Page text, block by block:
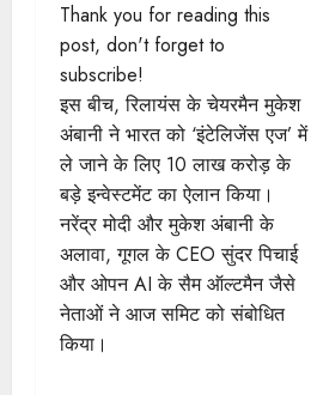
Thank you for reading this
post, don't forget to
subscribe!
इस बीच, रिलायंस के चेयरमैन मुकेश
अंबानी ने भारत को ‘इंटेलिजेंस एज’ में
ले जाने के लिए 10 लाख करोड़ के
बड़े इन्वेस्टमेंट का ऐलान किया।
नरेंद्र मोदी और मुकेश अंबानी के
अलावा, गूगल के CEO सुंदर पिचाई
और ओपन AI के सैम ऑल्टमैन जैसे
नेताओं ने आज समिट को संबोधित
किया।